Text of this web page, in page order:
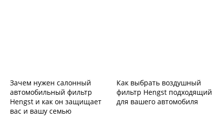
Зачем нужен салонный
автомобильный фильтр
Hengst и как он защищает
вас и вашу семью
Как выбрать воздушный
фильтр Hengst подходящий
для вашего автомобиля